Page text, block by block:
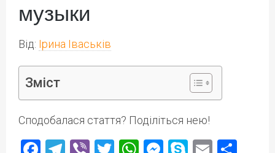
музыки
Від: Ірина Іваськів
Зміст
Сподобалася стаття? Поділіться нею!